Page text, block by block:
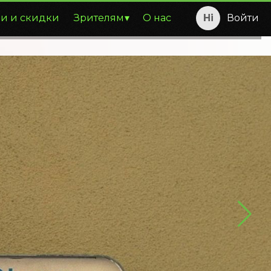
и скидки Зрителям О нас Войти